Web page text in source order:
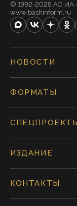
© 1992-2026 АО ИА
www.bashinform.ru
НОВОСТИ
ФОРМАТЫ
ИЗДАНИЕ
КОНТАКТЫ